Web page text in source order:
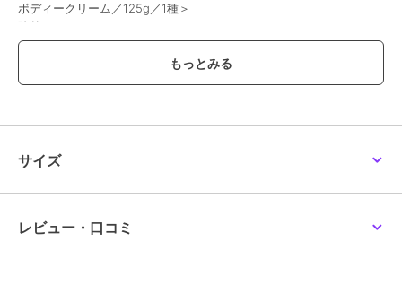
ボディークリーム／125g／1種＞
除外
この商品は、不良品のみ返品を承ります
商品カテゴリ
性別タイプ
レディース
サイズ
レビュー・口コミ